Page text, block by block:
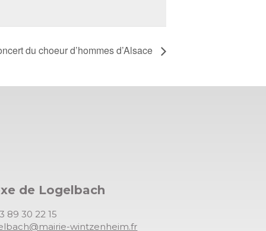
du choeur d’hommes d’Alsace
de Logelbach
89 30 22 15
wintzenheim.fr